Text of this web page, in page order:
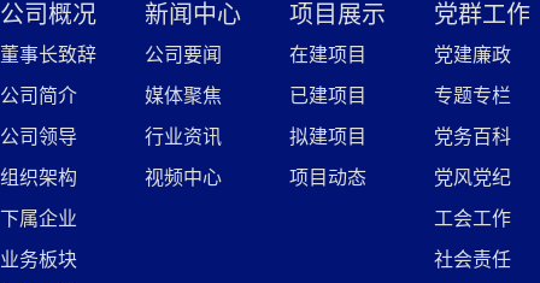
公司概况
董事长致辞
公司简介
公司领导
组织架构
下属企业
业务板块
新闻中心
公司要闻
媒体聚焦
行业资讯
视频中心
项目展示
在建项目
已建项目
拟建项目
项目动态
党群工作
党建廉政
专题专栏
党务百科
党风党纪
工会工作
社会责任